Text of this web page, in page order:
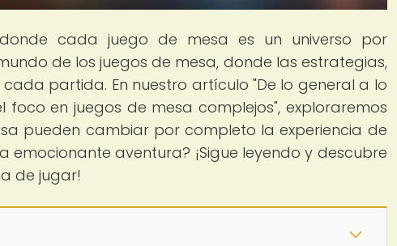
cada juego de mesa es un universo por
de los juegos de mesa, donde las estrategias,
partida. En nuestro artículo "De lo general a lo
en juegos de mesa complejos", exploraremos
pueden cambiar por completo la experiencia de
emocionante aventura? ¡Sigue leyendo y descubre
de jugar!